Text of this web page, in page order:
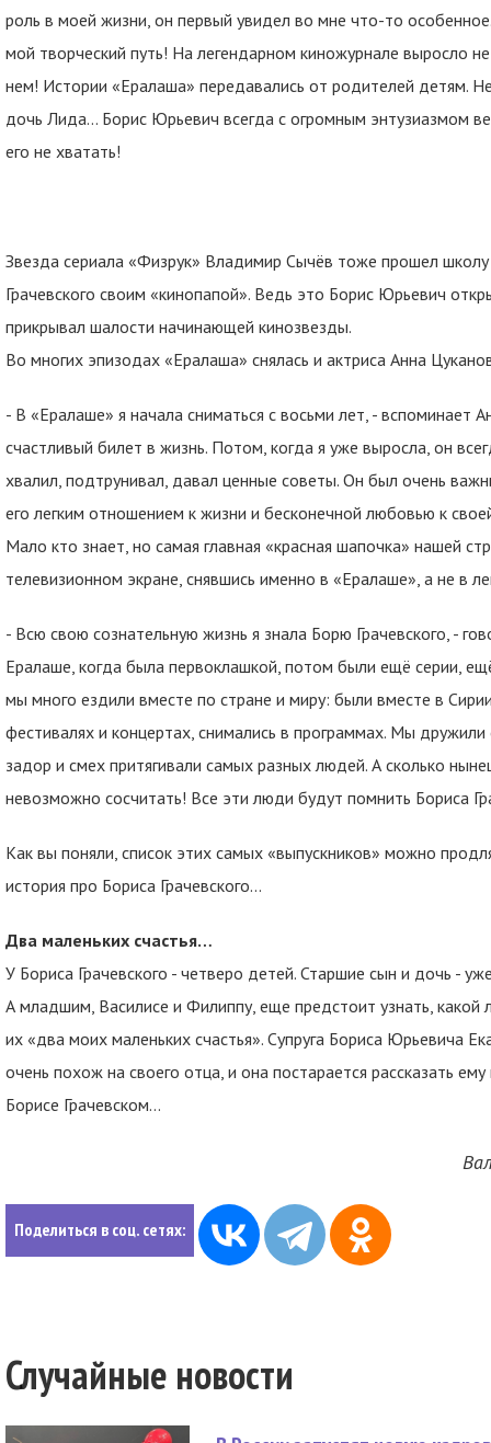
роль в моей жизни, он первый увидел во мне что-то
мой творческий путь! На легендарном киножурнале выросло
нем! Истории «Ералаша» передавались от родителей детям.
дочь Лида… Борис Юрьевич всегда с огромным энтузиазмом
его не хватать!
Звезда сериала «Физрук» Владимир Сычёв тоже прошел
Грачевского своим «кинопапой». Ведь это Борис Юрьевич
прикрывал шалости начинающей кинозвезды.
Во многих эпизодах «Ералаша» снялась и актриса Анна
- В «Ералаше» я начала сниматься с восьми лет, - вспоминает
счастливый билет в жизнь. Потом, когда я уже выросла, он
хвалил, подтрунивал, давал ценные советы. Он был очень
его легким отношением к жизни и бесконечной любовью к
Мало кто знает, но самая главная «красная шапочка» нашей
телевизионном экране, снявшись именно в «Ералаше», а не в
- Всю свою сознательную жизнь я знала Борю Грачевского, -
Ералаше, когда была первоклашкой, потом были ещё серии,
мы много ездили вместе по стране и миру: были вместе в
фестивалях и концертах, снимались в программах. Мы
задор и смех притягивали самых разных людей. А сколько
невозможно сосчитать! Все эти люди будут помнить Бориса
Как вы поняли, список этих самых «выпускников» можно
история про Бориса Грачевского...
Два маленьких счастья…
У Бориса Грачевского - четверо детей. Старшие сын и дочь -
А младшим, Василисе и Филиппу, еще предстоит узнать, какой
их «два моих маленьких счастья». Супруга Бориса Юрьевича
очень похож на своего отца, и она постарается рассказать
Борисе Грачевском…
Поделиться в соц. сетях:
Случайные новости